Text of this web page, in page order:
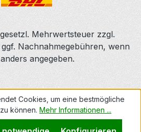
Mehrwertsteuer zzgl.
Nachnahmegebühren, wenn
angegeben.
Cookies, um eine bestmögliche
können. Mehr Informationen ...